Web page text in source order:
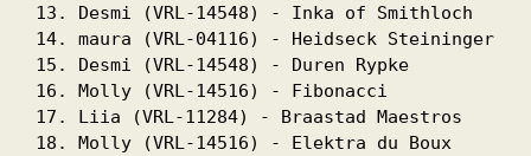
13. Desmi (VRL-14548) - Inka of Smithloch
14. maura (VRL-04116) - Heidseck Steininger
15. Desmi (VRL-14548) - Duren Rypke
16. Molly (VRL-14516) - Fibonacci
17. Liia (VRL-11284) - Braastad Maestros
18. Molly (VRL-14516) - Elektra du Boux